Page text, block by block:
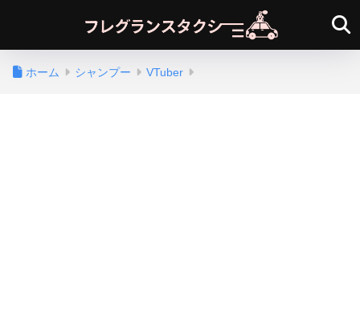
ホーム シャンプー VTuber